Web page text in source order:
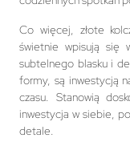
Co więcej, złote
świetnie wpisują się
subtelnego blasku i
formy, są inwestycją
czasu. Stanowią
inwestycja w siebie,
detale.